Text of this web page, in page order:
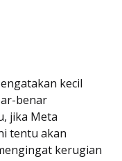
kecil
benar
jika Meta
tentu akan
kerugian